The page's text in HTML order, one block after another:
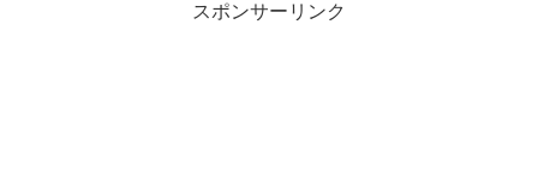
スポンサーリンク